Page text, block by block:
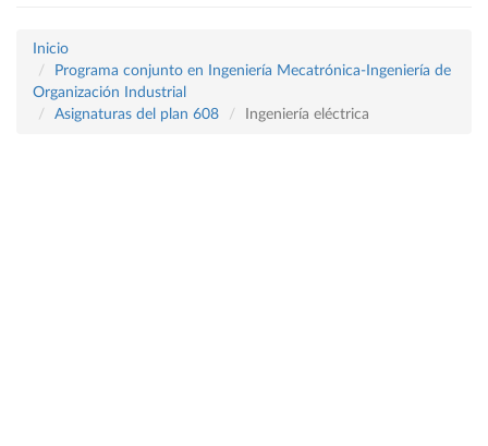
Inicio
Programa conjunto en Ingeniería Mecatrónica-Ingeniería de
Organización Industrial
Asignaturas del plan 608
Ingeniería eléctrica